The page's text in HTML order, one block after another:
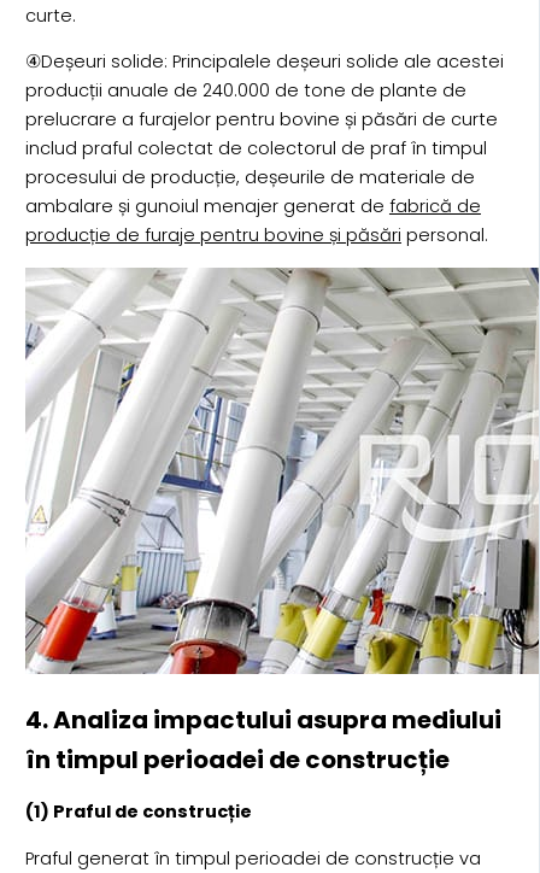
curte.
④Deșeuri solide: Principalele deșeuri solide ale acestei
producții anuale de 240.000 de tone de plante de
prelucrare a furajelor pentru bovine și păsări de curte
includ praful colectat de colectorul de praf în timpul
procesului de producție, deșeurile de materiale de
ambalare și gunoiul menajer generat de fabrică de
producție de furaje pentru bovine și păsări personal.
4. Analiza impactului asupra mediului
în timpul perioadei de construcție
(1) Praful de construcție
Praful generat în timpul perioadei de construcție va